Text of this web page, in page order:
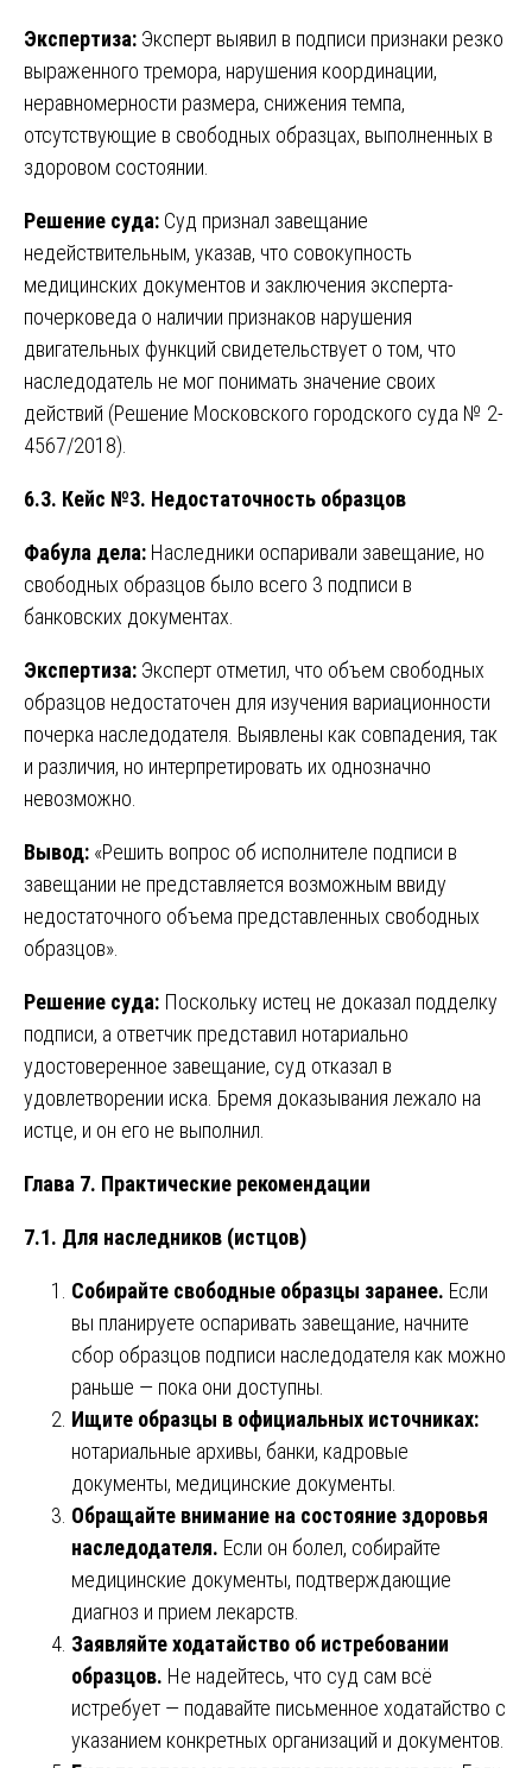
Экспертиза: Эксперт выявил в подписи признаки резко
выраженного тремора, нарушения координации,
неравномерности размера, снижения темпа,
отсутствующие в свободных образцах, выполненных в
здоровом состоянии.
Решение суда: Суд признал завещание
недействительным, указав, что совокупность
медицинских документов и заключения эксперта-
почерковеда о наличии признаков нарушения
двигательных функций свидетельствует о том, что
наследодатель не мог понимать значение своих
действий (Решение Московского городского суда № 2-
4567/2018).
6.3. Кейс №3. Недостаточность образцов
Фабула дела: Наследники оспаривали завещание, но
свободных образцов было всего 3 подписи в
банковских документах.
Экспертиза: Эксперт отметил, что объем свободных
образцов недостаточен для изучения вариационности
почерка наследодателя. Выявлены как совпадения, так
и различия, но интерпретировать их однозначно
невозможно.
Вывод: «Решить вопрос об исполнителе подписи в
завещании не представляется возможным ввиду
недостаточного объема представленных свободных
образцов».
Решение суда: Поскольку истец не доказал подделку
подписи, а ответчик представил нотариально
удостоверенное завещание, суд отказал в
удовлетворении иска. Бремя доказывания лежало на
истце, и он его не выполнил.
Глава 7. Практические рекомендации
7.1. Для наследников (истцов)
Собирайте свободные образцы заранее. Если
вы планируете оспаривать завещание, начните
сбор образцов подписи наследодателя как можно
раньше — пока они доступны.
Ищите образцы в официальных источниках:
нотариальные архивы, банки, кадровые
документы, медицинские документы.
Обращайте внимание на состояние здоровья
наследодателя. Если он болел, собирайте
медицинские документы, подтверждающие
диагноз и прием лекарств.
Заявляйте ходатайство об истребовании
образцов. Не надейтесь, что суд сам всё
истребует — подавайте письменное ходатайство с
указанием конкретных организаций и документов.